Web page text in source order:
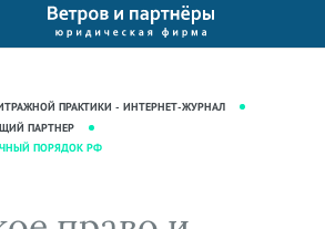
ПРАКТИКИ - ИНТЕРНЕТ-ЖУРНАЛ
ПАРТНЕР
ПОРЯДОК РФ